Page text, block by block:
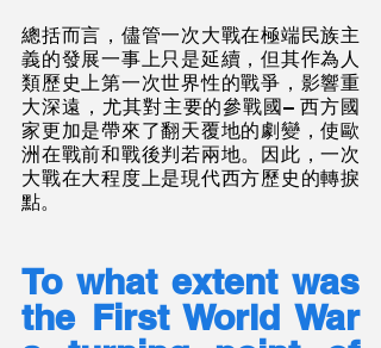
總括而言，儘管一次大戰在極端民族主
義的發展一事上只是延續，但其作為人
類歷史上第一次世界性的戰爭，影響重
大深遠，尤其對主要的參戰國– 西方國
家更加是帶來了翻天覆地的劇變，使歐
洲在戰前和戰後判若兩地。因此，一次
大戰在大程度上是現代西方歷史的轉捩
點。
To what extent was
the First World War